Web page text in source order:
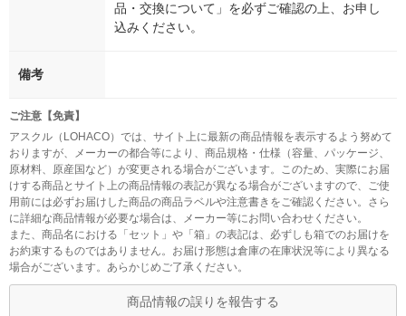
品・交換について」を必ずご確認の上、お申し
込みください。
備考
ご注意【免責】
アスクル（LOHACO）では、サイト上に最新の商品情報を表示するよう努めて
おりますが、メーカーの都合等により、商品規格・仕様（容量、パッケージ、
原材料、原産国など）が変更される場合がございます。このため、実際にお届
けする商品とサイト上の商品情報の表記が異なる場合がございますので、ご使
用前には必ずお届けした商品の商品ラベルや注意書きをご確認ください。さら
に詳細な商品情報が必要な場合は、メーカー等にお問い合わせください。
また、商品名における「セット」や「箱」の表記は、必ずしも箱でのお届けを
お約束するものではありません。お届け形態は倉庫の在庫状況等により異なる
場合がございます。あらかじめご了承ください。
商品情報の誤りを報告する